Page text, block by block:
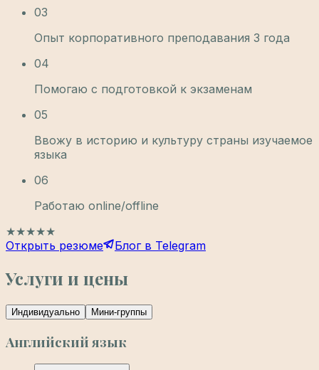
03
Опыт корпоративного преподавания 3 года
04
Помогаю с подготовкой к экзаменам
05
Ввожу в историю и культуру страны изучаемое
языка
06
Работаю online/offline
★★★★★
Открыть резюме
Блог в Telegram
Услуги и цены
Индивидуально Мини-группы
Английский язык